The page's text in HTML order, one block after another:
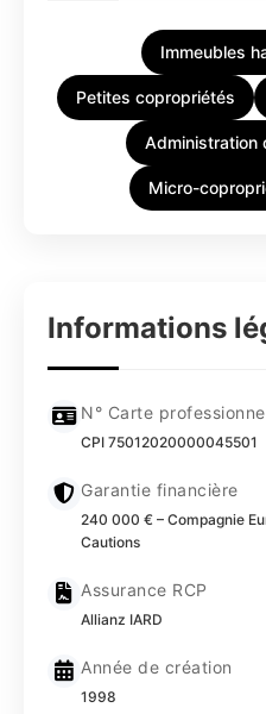
Immeubles
Petites copropriétés
Administration
Micro-
Informations
N° Carte
CPI 75012020000045501
Garantie financière
240 000 € – Compagnie
Cautions
Assurance RCP
Allianz IARD
Année de création
1998